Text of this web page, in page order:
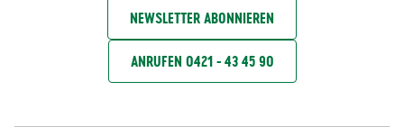
NEWSLETTER ABONNIEREN
ANRUFEN 0421 - 43 45 90